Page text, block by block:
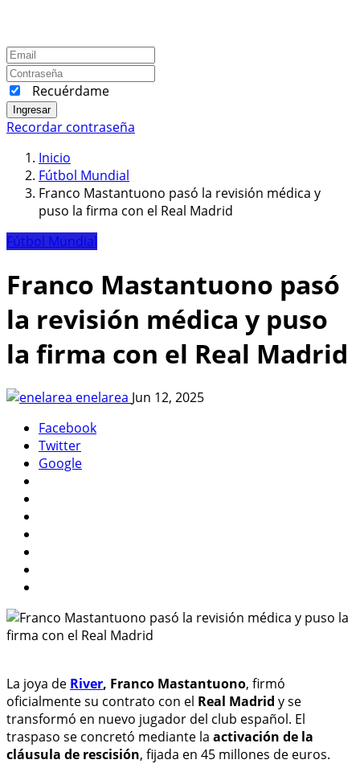
Recuérdame
Ingresar
Recordar contraseña
Inicio
Fútbol Mundial
Franco Mastantuono pasó la revisión médica y
puso la firma con el Real Madrid
Fútbol Mundial
Franco Mastantuono pasó
la revisión médica y puso
la firma con el Real Madrid
enelarea Jun 12, 2025
Facebook
Twitter
Google
La joya de River, Franco Mastantuono, firmó
oficialmente su contrato con el Real Madrid y se
transformó en nuevo jugador del club español. El
traspaso se concretó mediante la activación de la
cláusula de rescisión, fijada en 45 millones de euros.